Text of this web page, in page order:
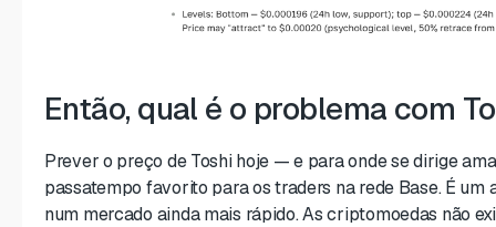
Então, qual é o problema com
Prever o preço de Toshi hoje — e para onde se dirige
passatempo favorito para os traders na rede Base. É um
num mercado ainda mais rápido. As criptomoedas não